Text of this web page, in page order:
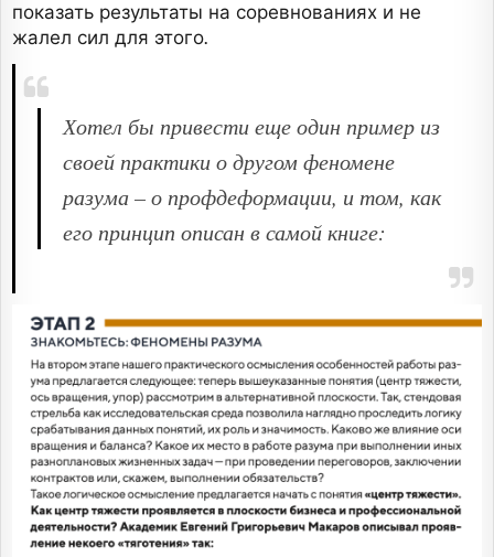
показать результаты на соревнованиях и не
жалел сил для этого.
Хотел бы привести еще один пример из
своей практики о другом феномене
разума – о профдеформации, и том, как
его принцип описан в самой книге: